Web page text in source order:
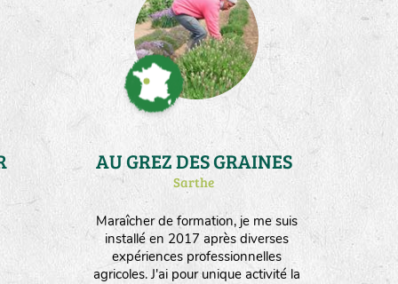
Maraîcher de formation, je me suis
installé en 2017 après diverses
expériences professionnelles
agricoles. J'ai pour unique activité la
AU GREZ DES GRAINES
Sarthe